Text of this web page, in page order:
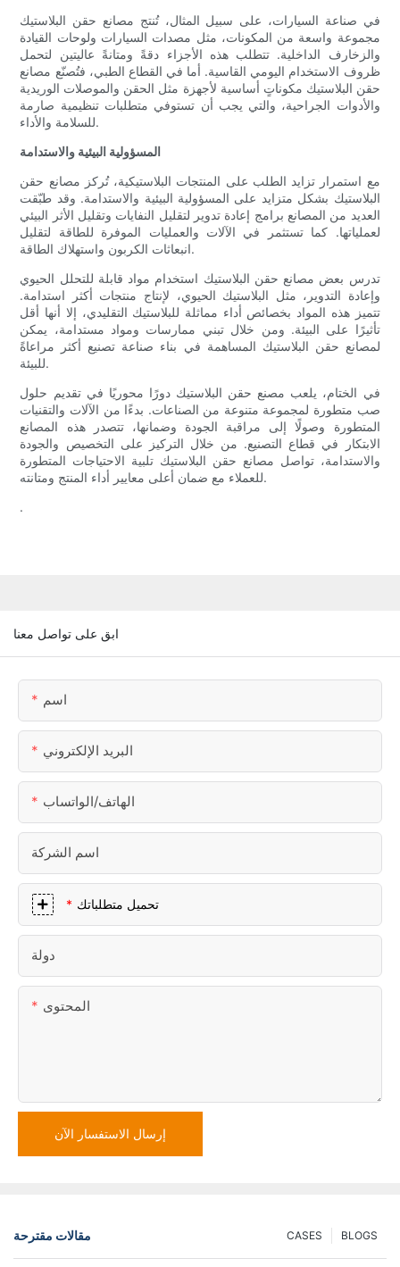
في صناعة السيارات، على سبيل المثال، تُنتج مصانع حقن البلاستيك
مجموعة واسعة من المكونات، مثل مصدات السيارات ولوحات القيادة
والزخارف الداخلية. تتطلب هذه الأجزاء دقةً ومتانةً عاليتين لتحمل
ظروف الاستخدام اليومي القاسية. أما في القطاع الطبي، فتُصنّع مصانع
حقن البلاستيك مكوناتٍ أساسية لأجهزة مثل الحقن والموصلات الوريدية
والأدوات الجراحية، والتي يجب أن تستوفي متطلبات تنظيمية صارمة
للسلامة والأداء.
المسؤولية البيئية والاستدامة
مع استمرار تزايد الطلب على المنتجات البلاستيكية، تُركز مصانع حقن
البلاستيك بشكل متزايد على المسؤولية البيئية والاستدامة. وقد طبّقت
العديد من المصانع برامج إعادة تدوير لتقليل النفايات وتقليل الأثر البيئي
لعملياتها. كما تستثمر في الآلات والعمليات الموفرة للطاقة لتقليل
انبعاثات الكربون واستهلاك الطاقة.
تدرس بعض مصانع حقن البلاستيك استخدام مواد قابلة للتحلل الحيوي
وإعادة التدوير، مثل البلاستيك الحيوي، لإنتاج منتجات أكثر استدامة.
تتميز هذه المواد بخصائص أداء مماثلة للبلاستيك التقليدي، إلا أنها أقل
تأثيرًا على البيئة. ومن خلال تبني ممارسات ومواد مستدامة، يمكن
لمصانع حقن البلاستيك المساهمة في بناء صناعة تصنيع أكثر مراعاةً
للبيئة.
في الختام، يلعب مصنع حقن البلاستيك دورًا محوريًا في تقديم حلول
صب متطورة لمجموعة متنوعة من الصناعات. بدءًا من الآلات والتقنيات
المتطورة وصولًا إلى مراقبة الجودة وضمانها، تتصدر هذه المصانع
الابتكار في قطاع التصنيع. من خلال التركيز على التخصيص والجودة
والاستدامة، تواصل مصانع حقن البلاستيك تلبية الاحتياجات المتطورة
للعملاء مع ضمان أعلى معايير أداء المنتج ومتانته.
.
ابق على تواصل معنا
اسم
البريد الإلكتروني
الهاتف/الواتساب
اسم الشركة
تحميل متطلباتك
دولة
المحتوى
إرسال الاستفسار الآن
مقالات مقترحة BLOGS
CASES